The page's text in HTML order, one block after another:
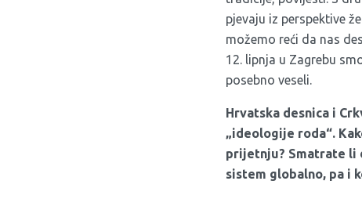
pjevaju iz perspektive
možemo reći da nas
12. lipnja u Zagrebu
posebno veseli.
Hrvatska desnica i
„ideologije roda“.
prijetnju? Smatrate li
sistem globalno, pa i